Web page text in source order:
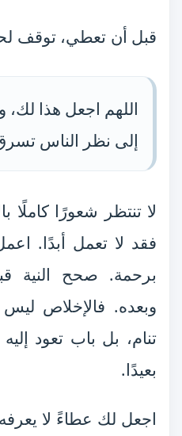
قبل أن تعطي، توقف
اللهم اجعل هذا لك،
إلى نظر الناس
لا تنتظر شعورًا كاملًا
فقد لا تعمل أبدًا.
برحمة. صحح النية
وبعده. فالإخلاص ليس
تنام، بل باب تعود
بعيدًا.
اجعل لك عطاءً لا